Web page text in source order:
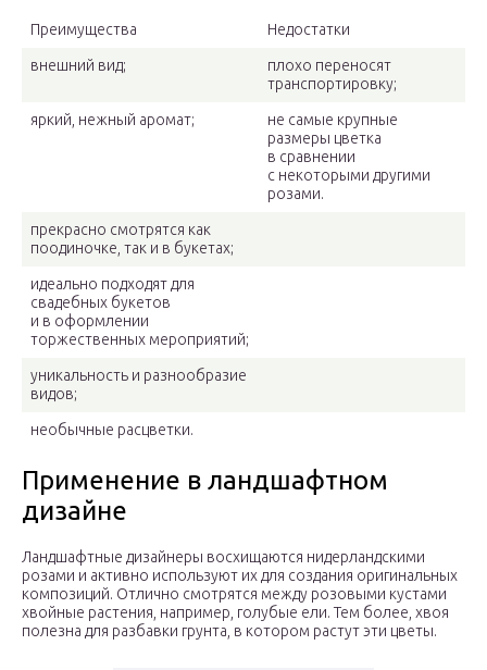
Преимущества Недостатки
внешний вид;
плохо переносят
транспортировку;
яркий, нежный аромат;
не самые крупные
размеры цветка
в сравнении
с некоторыми другими
розами.
прекрасно смотрятся как
поодиночке, так и в букетах;
идеально подходят для
свадебных букетов
и в оформлении
торжественных мероприятий;
уникальность и разнообразие
видов;
необычные расцветки.
Применение в ландшафтном
дизайне
Ландшафтные дизайнеры восхищаются нидерландскими
розами и активно используют их для создания оригинальных
композиций. Отлично смотрятся между розовыми кустами
хвойные растения, например, голубые ели. Тем более, хвоя
полезна для разбавки грунта, в котором растут эти цветы.